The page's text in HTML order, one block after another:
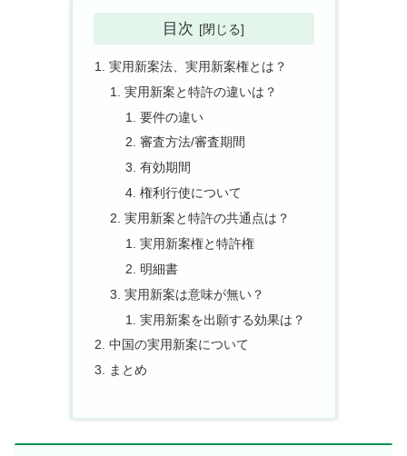
目次
実用新案法、実用新案権とは？
実用新案と特許の違いは？
要件の違い
審査方法/審査期間
有効期間
権利行使について
実用新案と特許の共通点は？
実用新案権と特許権
明細書
実用新案は意味が無い？
実用新案を出願する効果は？
中国の実用新案について
まとめ